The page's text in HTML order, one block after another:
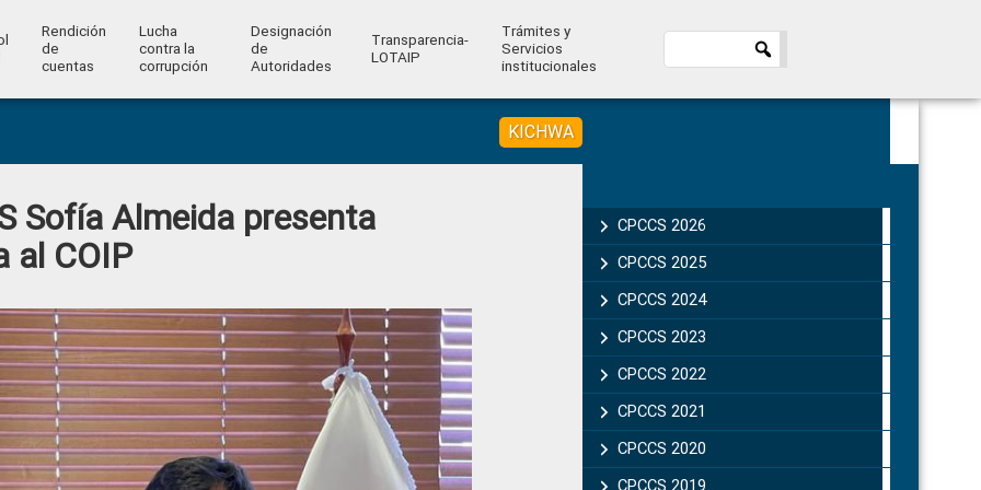
Rendición
de
cuentas
Lucha
contra la
corrupción
Designación
de
Autoridades
Transparencia-
LOTAIP
Trámites y
Servicios
institucionales
KICHWA
Sofía Almeida presenta
al COIP
Sidebar
CPCCS 2026
CPCCS 2025
CPCCS 2024
CPCCS 2023
CPCCS 2022
CPCCS 2021
CPCCS 2020
CPCCS 2019 .